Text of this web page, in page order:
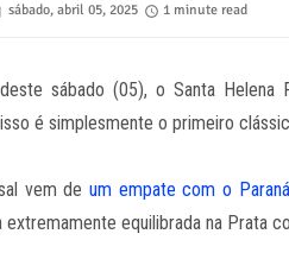
sábado, abril 05, 2025
1 minute read
sábado (05), o Santa Helena
é simplesmente o primeiro
vem de um empate com o
extremamente equilibrada na Prata